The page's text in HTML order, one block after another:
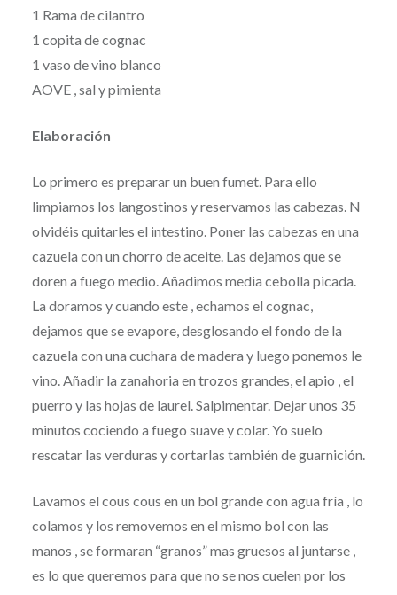
1 Rama de cilantro
1 copita de cognac
1 vaso de vino blanco
AOVE , sal y pimienta
Elaboración
Lo primero es preparar un buen fumet. Para ello
limpiamos los langostinos y reservamos las cabezas. N
olvidéis quitarles el intestino. Poner las cabezas en una
cazuela con un chorro de aceite. Las dejamos que se
doren a fuego medio. Añadimos media cebolla picada.
La doramos y cuando este , echamos el cognac,
dejamos que se evapore, desglosando el fondo de la
cazuela con una cuchara de madera y luego ponemos le
vino. Añadir la zanahoria en trozos grandes, el apio , el
puerro y las hojas de laurel. Salpimentar. Dejar unos 35
minutos cociendo a fuego suave y colar. Yo suelo
rescatar las verduras y cortarlas también de guarnición.
Lavamos el cous cous en un bol grande con agua fría , lo
colamos y los removemos en el mismo bol con las
manos , se formaran “granos” mas gruesos al juntarse ,
es lo que queremos para que no se nos cuelen por los